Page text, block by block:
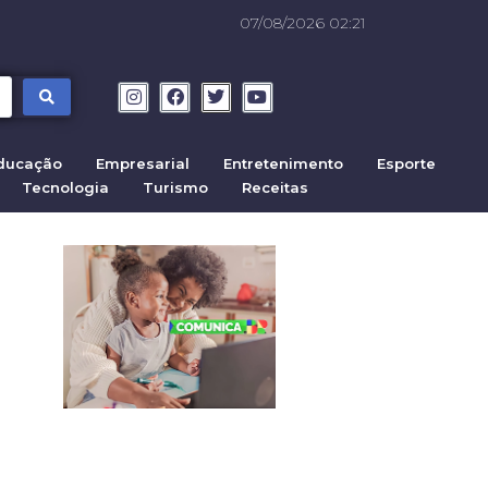
07/08/2026 02:21
Empresarial Entretenimento
Esporte
Tecnologia Turismo Receitas